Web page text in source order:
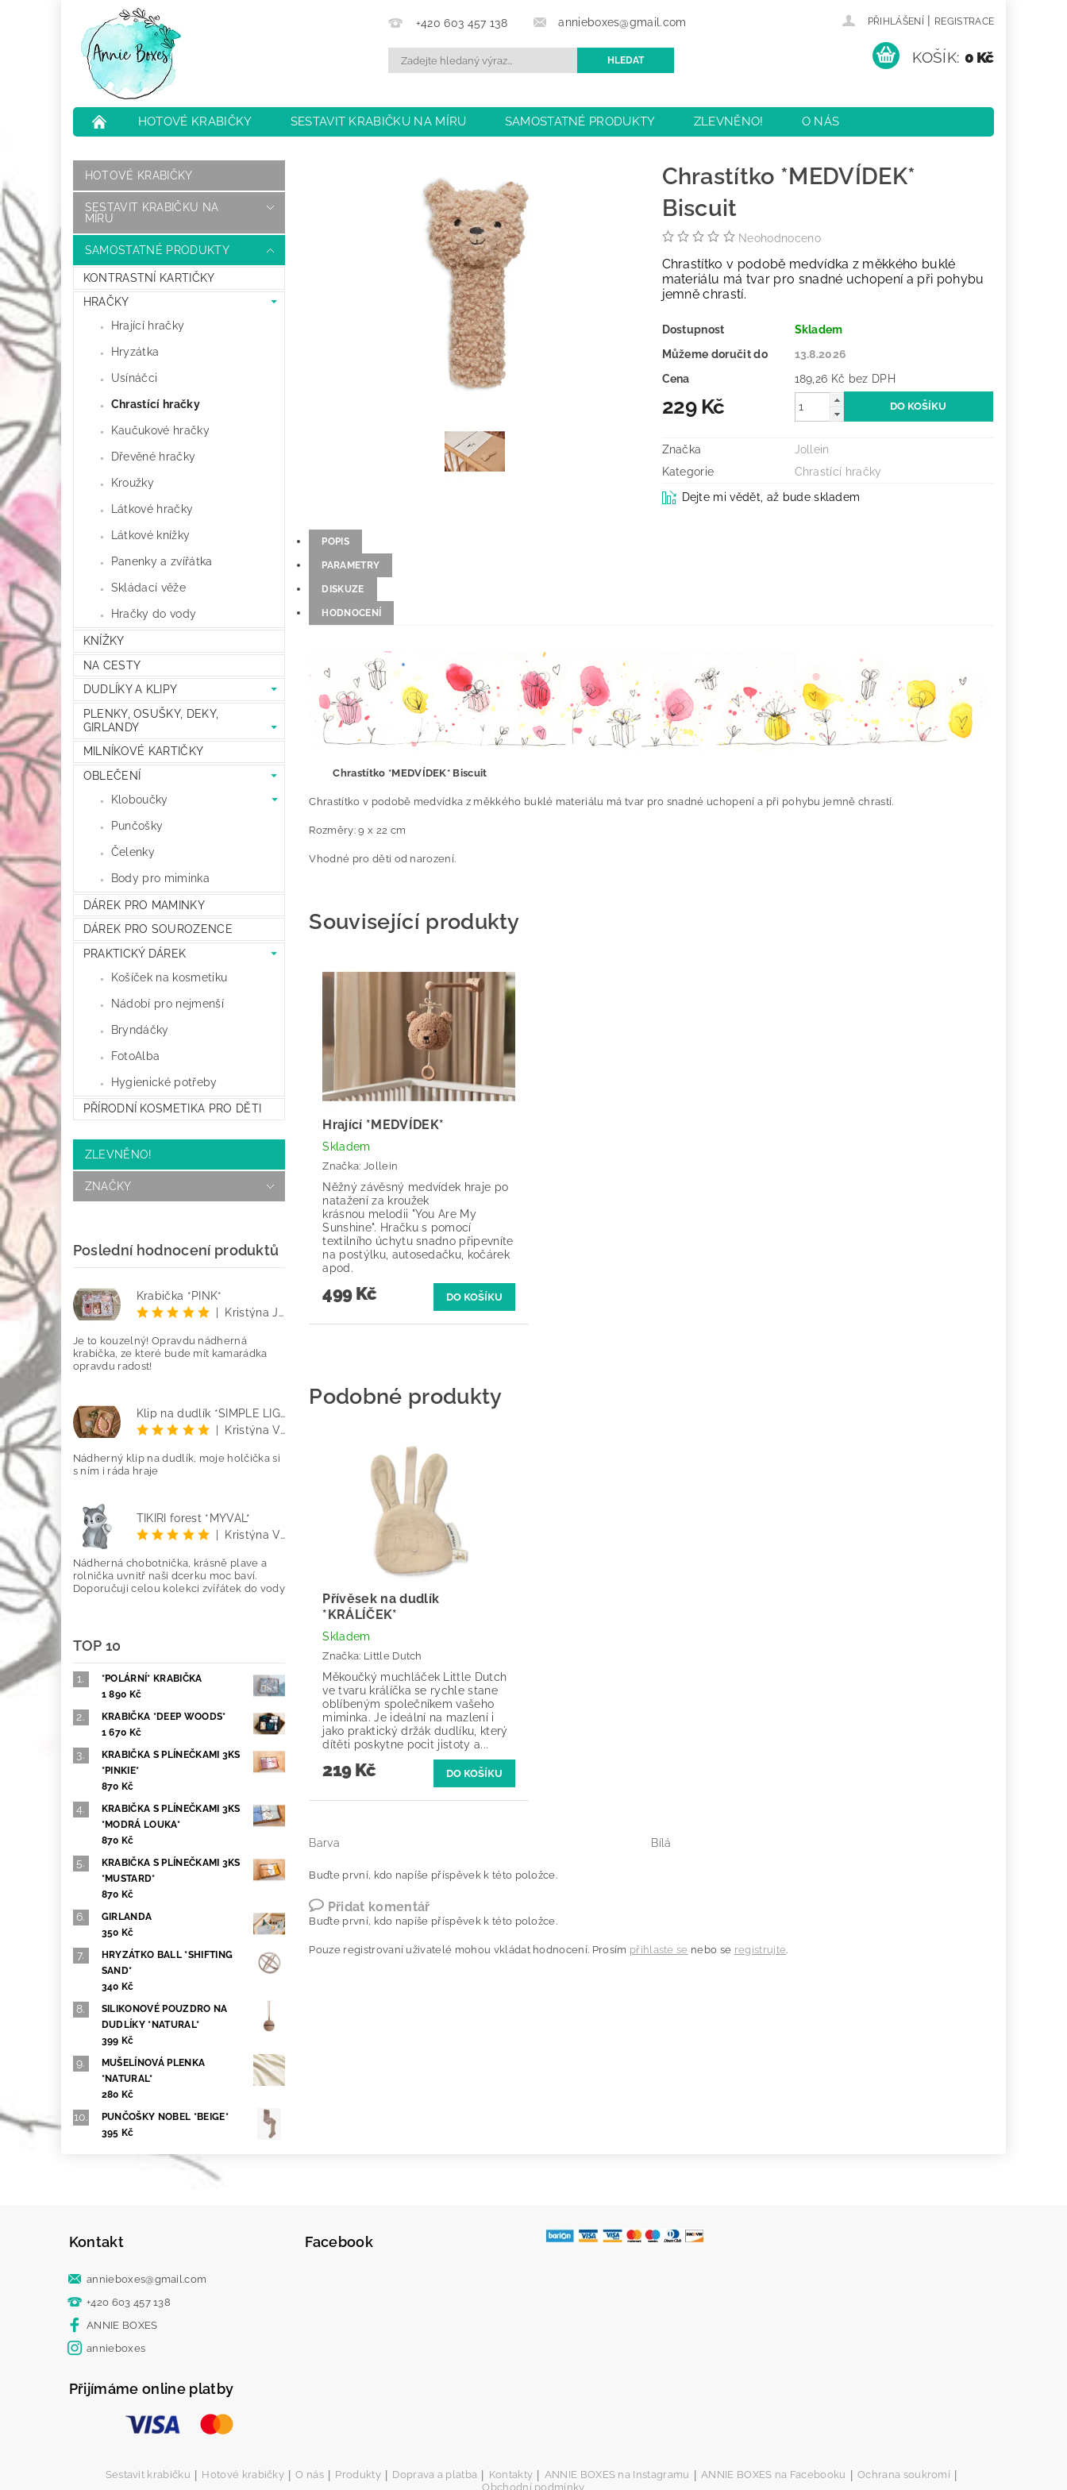
+420 603 457 138 annieboxes@gmail.com PŘIHLÁŠENÍ | REGISTRACE
KOŠÍK: 0 Kč
HOTOVÉ KRABIČKY SESTAVIT KRABIČKU NA MÍRU SAMOSTATNÉ PRODUKTY ZLEVNĚNO!
O NÁS
HOTOVÉ KRABIČKY
SESTAVIT KRABIČKU NA
MÍRU
SAMOSTATNÉ PRODUKTY
KONTRASTNÍ KARTIČKY
HRAČKY
Hrající hračky
Hryzátka
Usínáčci
Chrastící hračky
Kaučukové hračky
Dřevěné hračky
Kroužky
Látkové hračky
Látkové knížky
Panenky a zvířátka
Skládací věže
Hračky do vody
KNÍŽKY
NA CESTY
DUDLÍKY A KLIPY
PLENKY, OSUŠKY, DEKY,
GIRLANDY
MILNÍKOVÉ KARTIČKY
OBLEČENÍ
Kloboučky
Punčošky
Čelenky
Body pro miminka
DÁREK PRO MAMINKY
DÁREK PRO SOUROZENCE
PRAKTICKÝ DÁREK
Košíček na kosmetiku
Nádobí pro nejmenší
Bryndáčky
FotoAlba
Hygienické potřeby
PŘÍRODNÍ KOSMETIKA PRO DĚTI
ZLEVNĚNO!
ZNAČKY
Poslední hodnocení produktů
Krabička *PINK*
Kristýna Jenčo
Je to kouzelný! Opravdu nádherná
krabička, ze které bude mít kamarádka
opravdu radost!
Klip na dudlík *SIMPLE LIGHT PINK*
Kristýna Vetyšková
Nádherný klip na dudlík, moje holčička si
s ním i ráda hraje
TIKIRI forest *MÝVAL*
Kristýna Vetyšková
Nádherná chobotnička, krásně plave a
rolnička uvnitř naši dcerku moc baví.
Doporučuji celou kolekci zvířátek do vody
TOP 10
*POLÁRNÍ* KRABIČKA
1 890 Kč
KRABIČKA *DEEP WOODS*
1 670 Kč
KRABIČKA S PLÍNEČKAMI 3KS
*PINKIE*
870 Kč
KRABIČKA S PLÍNEČKAMI 3KS
*MODRÁ LOUKA*
870 Kč
KRABIČKA S PLÍNEČKAMI 3KS
*MUSTARD*
870 Kč
GIRLANDA
350 Kč
HRYZÁTKO BALL *SHIFTING
SAND*
340 Kč
SILIKONOVÉ POUZDRO NA
DUDLÍKY *NATURAL*
399 Kč
MUŠELÍNOVÁ PLENKA
*NATURAL*
280 Kč
PUNČOŠKY NOBEL *BEIGE*
395 Kč
Chrastítko *MEDVÍDEK*
Biscuit
Neohodnoceno
Chrastítko v podobě medvídka z měkkého buklé
materiálu má tvar pro snadné uchopení a při pohybu
jemně chrastí.
Dostupnost
Skladem
Můžeme doručit do
13.8.2026
Cena
189,26 Kč bez DPH
229 Kč
Značka
Jollein
Kategorie
Chrastící hračky
Dejte mi vědět, až bude skladem
POPIS
PARAMETRY
DISKUZE
HODNOCENÍ
Chrastítko *MEDVÍDEK* Biscuit
Chrastítko v podobě medvídka z měkkého buklé materiálu má tvar pro snadné uchopení a při pohybu jemně chrastí.
Rozměry: 9 x 22 cm
Vhodné pro děti od narození.
Související produkty
Hrající *MEDVÍDEK*
Skladem
Značka: Jollein
Něžný závěsný medvídek hraje po
natažení za kroužek
krásnou melodii "You Are My
Sunshine". Hračku s pomocí
textilního úchytu snadno připevníte
na postýlku, autosedačku, kočárek
apod.
499 Kč
Podobné produkty
Přívěsek na dudlík
*KRÁLÍČEK*
Skladem
Značka: Little Dutch
Měkoučký muchláček Little Dutch
ve tvaru králíčka se rychle stane
oblíbeným společníkem vašeho
miminka. Je ideální na mazlení i
jako praktický držák dudlíku, který
dítěti poskytne pocit jistoty a...
219 Kč
Barva Bílá
Buďte první, kdo napíše příspěvek k této položce.
Přidat komentář
Buďte první, kdo napíše příspěvek k této položce.
Pouze registrovaní uživatelé mohou vkládat hodnocení. Prosím přihlaste se nebo se registrujte.
Kontakt
annieboxes@gmail.com
+420 603 457 138
ANNIE BOXES
annieboxes
Facebook
Přijímáme online platby
Sestavit krabičku | Hotové krabičky | O nás | Produkty | Doprava a platba | Kontakty | ANNIE BOXES na Instagramu | ANNIE BOXES na Facebooku | Ochrana soukromí |
Obchodní podmínky